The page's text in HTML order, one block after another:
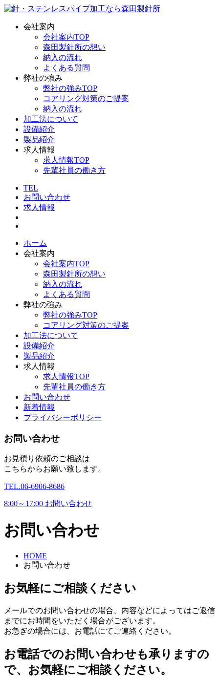
会社案内
会社案内TOP
森田製針所の想い
納入の流れ
よくある質問
弊社の強み
弊社の強みTOP
コアリング対策のご提案
納入の流れ
加工法について
設備紹介
製品紹介
求人情報
求人情報TOP
先輩社員の働き方
TEL
お問い合わせ
求人情報
ホーム
会社案内
会社案内TOP
森田製針所の想い
納入の流れ
よくある質問
弊社の強み
弊社の強みTOP
コアリング対策のご提案
加工法について
設備紹介
製品紹介
求人情報
求人情報TOP
先輩社員の働き方
お問い合わせ
新着情報
プライバシーポリシー
お問い合わせ
お見積り依頼のご相談は
こちらからお願い致します。
TEL.06-6906-8686
8:00～17:00 お問い合わせ
お問い合わせ
HOME
お問い合わせ
お気軽にご相談ください
メールでのお問い合わせの場合、内容などによってはご返信
までにお時間をいただく場合がございます。
お急ぎの場合には、お電話にてご連絡ください。
お電話でのお問い合わせも承りますの
で、お気軽にご相談ください。